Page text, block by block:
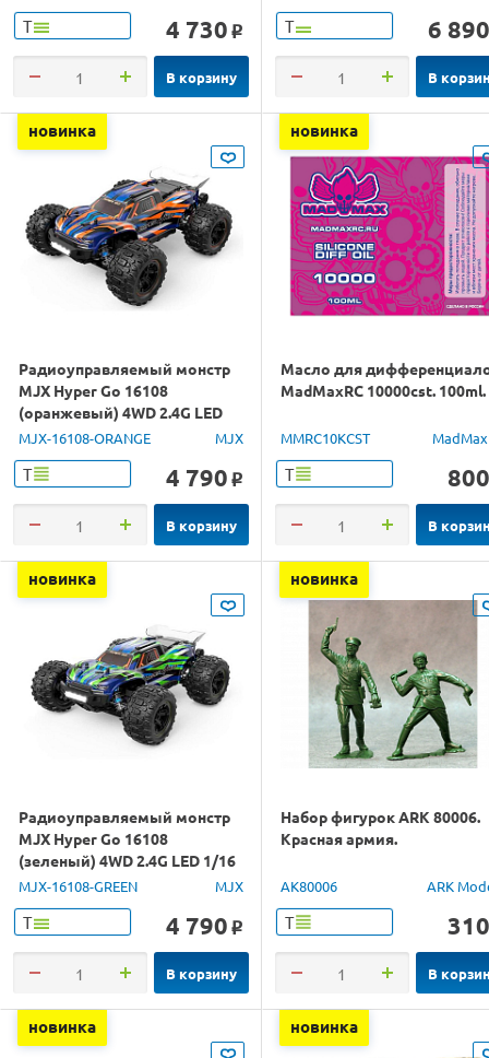
Т 4 730 o
В корзину
Т 6 890
В
новинка
Радиоуправляемый монстр
MJX Hyper Go 16108
(оранжевый) 4WD 2.4G LED
1/16 RTR
MJX-16108-ORANGE MJX
Т 4 790 o
В корзину
новинка
Масло для
MadMaxRC 10000cst. 100ml.
MMRC10KCST
Т 800
В
новинка
Радиоуправляемый монстр
MJX Hyper Go 16108
(зеленый) 4WD 2.4G LED 1/16
RTR
MJX-16108-GREEN MJX
Т 4 790 o
В корзину
новинка
Набор фигурок ARK 80006.
Красная армия.
AK80006 ARK
Т 310
В
новинка новинка